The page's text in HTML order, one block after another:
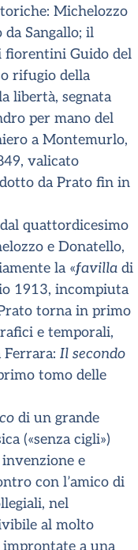
Michelozzo
Sangallo; il
fiorentini Guido del
rifugio della
libertà, segnata
per mano del
a Montemurlo,
valicato
da Prato fin in
quattordicesimo
e Donatello,
la «favilla di
1913, incompiuta
torna in primo
e temporali,
Il secondo
tomo delle
di un grande
(«senza cigli»)
e
con l’amico di
nel
al molto
a una